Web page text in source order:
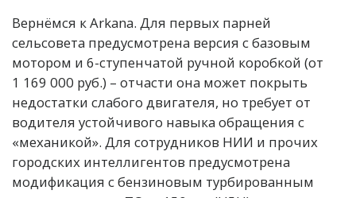
Вернёмся к Arkana. Для первых парней
сельсовета предусмотрена версия с базовым
мотором и 6-ступенчатой ручной коробкой (от
1 169 000 руб.) – отчасти она может покрыть
недостатки слабого двигателя, но требует от
водителя устойчивого навыка обращения с
«механикой». Для сотрудников НИИ и прочих
городских интеллигентов предусмотрена
модификация с бензиновым турбированным